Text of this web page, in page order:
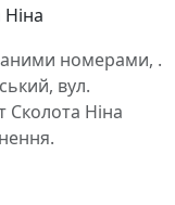
номерами, .
вул.
Сколота Ніна